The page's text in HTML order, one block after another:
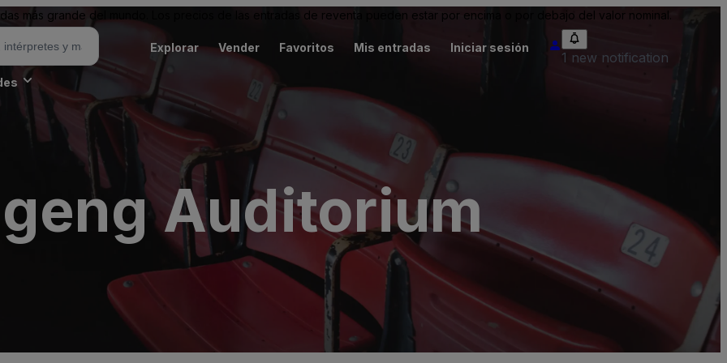
más grande del mundo. Los precios de las entradas de reventa pueden estar por encima o por debajo del valor nominal.
Explorar Vender Favoritos Mis entradas Iniciar sesión
1 new notification
Auditorium